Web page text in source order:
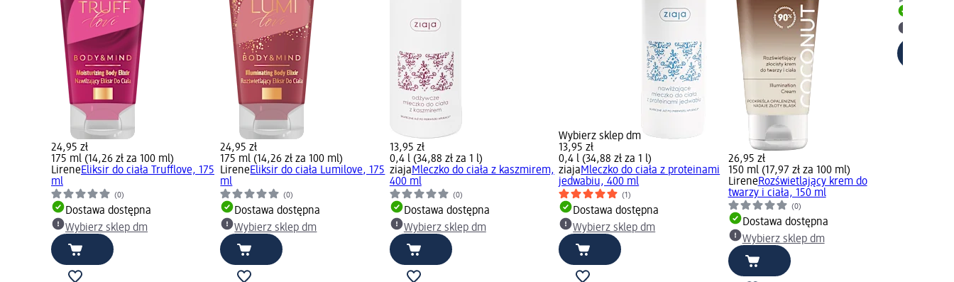
24,95 zł
175 ml (14,26 zł za 100 ml)
LireneEliksir do ciała Trufflove, 175
ml
(0)
Dostawa dostępna
Wybierz sklep dm
24,95 zł
175 ml (14,26 zł za 100 ml)
LireneEliksir do ciała Lumilove, 175
ml
(0)
Dostawa dostępna
Wybierz sklep dm
13,95 zł
0,4 l (34,88 zł za 1 l)
ziajaMleczko do ciała z kaszmirem,
400 ml
(0)
Dostawa dostępna
Wybierz sklep dm
Wybierz sklep dm
13,95 zł
0,4 l (34,88 zł za 1 l)
ziajaMleczko do ciała z proteinami
jedwabiu, 400 ml
(1)
Dostawa dostępna
Wybierz sklep dm
26,95 zł
150 ml (17,97 zł za 100 ml)
LireneRozświetlający krem do
twarzy i ciała, 150 ml
(0)
Dostawa dostępna
Wybierz sklep dm